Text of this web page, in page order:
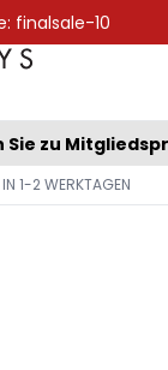
finalsale-10
Sie zu
IN 1-2 WERKTAGEN